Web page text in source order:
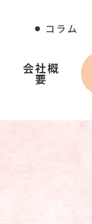
コラム
会社概
要